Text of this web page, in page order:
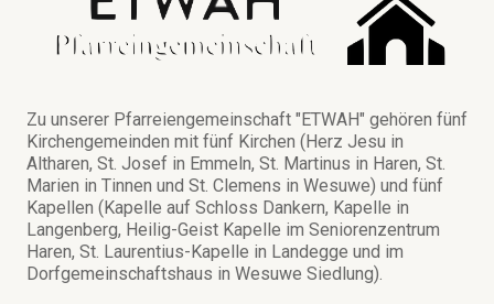
Zu unserer Pfarreiengemeinschaft "ETWAH" gehören fünf
Kirchengemeinden mit fünf Kirchen (Herz Jesu in
Altharen, St. Josef in Emmeln, St. Martinus in Haren, St.
Marien in Tinnen und St. Clemens in Wesuwe) und fünf
Kapellen (Kapelle auf Schloss Dankern, Kapelle in
Langenberg, Heilig-Geist Kapelle im Seniorenzentrum
Haren, St. Laurentius-Kapelle in Landegge und im
Dorfgemeinschaftshaus in Wesuwe Siedlung).